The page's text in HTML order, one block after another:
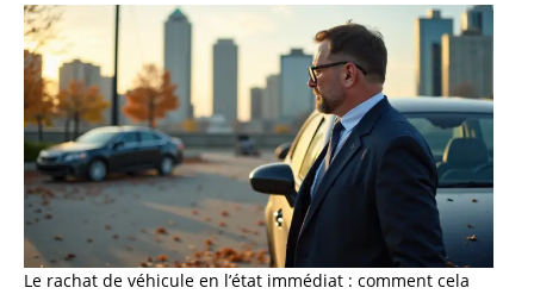
Le rachat de véhicule en l’état immédiat : comment cela